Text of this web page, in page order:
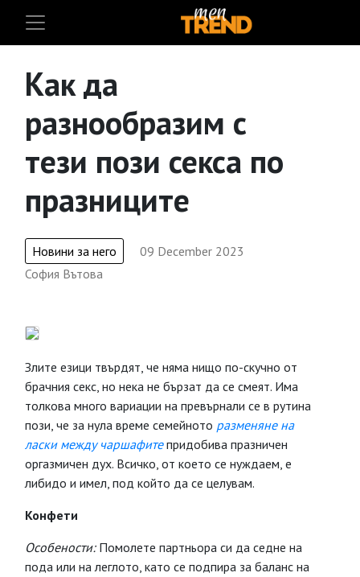
Как да
разнообразим с
тези пози секса по
празниците
Новини за него
09 December 2023
София Вътова
Злите езици твърдят, че няма нищо по-скучно от
брачния секс, но нека не бързат да се смеят. Има
толкова много вариации на превърнали се в рутина
пози, че за нула време семейното разменяне на
ласки между чаршафитепридобива празничен
оргазмичен дух. Всичко, от което се нуждаем, е
либидо и имел, под който да се целувам.
Конфети
Особености:Помолете партньора си да седне на
пода или на леглото, като се подпира за баланс на